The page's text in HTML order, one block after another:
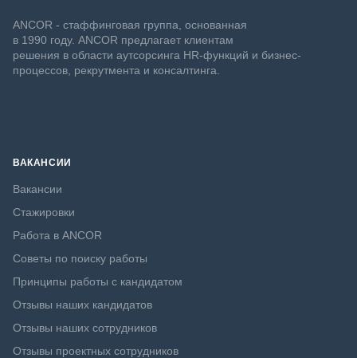
ANCOR - стаффинговая группа, основанная
в 1990 году. ANCOR предлагает клиентам
решения в области аутсорсинга HR-функций и бизнес-
процессов, рекрутмента и консалтинга.
ВАКАНСИИ
Вакансии
Стажировки
Работа в ANCOR
Советы по поиску работы
Принципы работы с кандидатом
Отзывы наших кандидатов
Отзывы наших сотрудников
Отзывы проектных сотрудников